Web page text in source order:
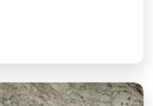
interieurs.
en lederen
door Stone
en B2B-